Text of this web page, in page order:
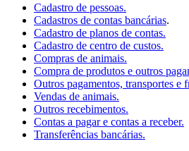
Cadastro de pessoas.
Cadastros de contas bancárias.
Cadastro de planos de contas.
Cadastro de centro de custos.
Compras de animais.
Compra de produtos e outros
Outros pagamentos, transportes e
Vendas de animais.
Outros recebimentos.
Contas a pagar e contas a receber.
Transferências bancárias.